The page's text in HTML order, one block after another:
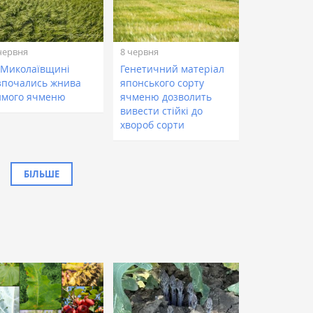
жнива
ячменю
8 червня
Генетичний матеріал
японського сорту
ячменю дозволить
вивести стійкі до
хвороб сорти
БІЛЬШЕ